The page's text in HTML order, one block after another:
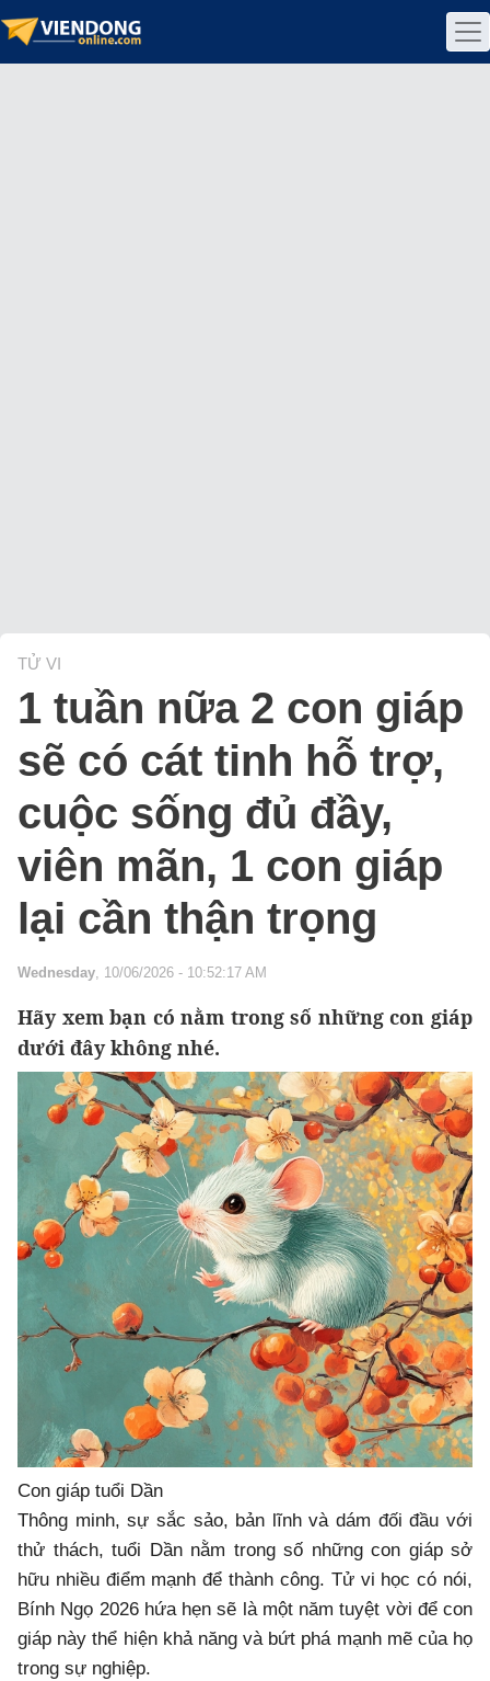
TỬ VI
1 tuần nữa 2 con giáp
sẽ có cát tinh hỗ trợ,
cuộc sống đủ đầy,
viên mãn, 1 con giáp
lại cần thận trọng
Wednesday, 10/06/2026 - 10:52:17 AM
Hãy xem bạn có nằm trong số những con giáp
dưới đây không nhé.
Con giáp tuổi Dần
Thông minh, sự sắc sảo, bản lĩnh và dám đối đầu với
thử thách, tuổi Dần nằm trong số những con giáp sở
hữu nhiều điểm mạnh để thành công. Tử vi học có nói,
Bính Ngọ 2026 hứa hẹn sẽ là một năm tuyệt vời để con
giáp này thể hiện khả năng và bứt phá mạnh mẽ của họ
trong sự nghiệp.